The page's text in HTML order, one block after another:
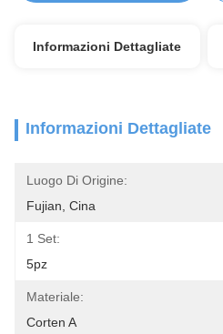
Informazioni Dettagliate
Informazioni Dettagliate
Luogo Di Origine:
Fujian, Cina
1 Set:
5pz
Materiale:
Corten A